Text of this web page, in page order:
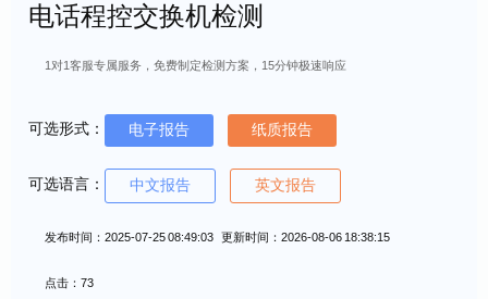
电话程控交换机检测
1对1客服专属服务，免费制定检测方案，15分钟极速响应
可选形式： 电子报告 纸质报告
可选语言： 中文报告 英文报告
发布时间：2025-07-25 08:49:03 更新时间：2026-08-06 18:38:15
点击：73